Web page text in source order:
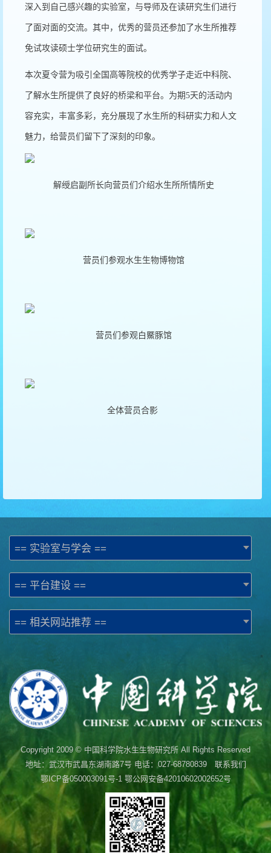
深入到自己感兴趣的实验室，与导师及在读研究生们进行
了面对面的交流。其中，优秀的营员还参加了水生所推荐
免试攻读硕士学位研究生的面试。
本次夏令营为吸引全国高等院校的优秀学子走近中科院、
了解水生所提供了良好的桥梁和平台。为期5天的活动内
容充实，丰富多彩，充分展现了水生所的科研实力和人文
魅力，给营员们留下了深刻的印象。
解绶启副所长向营员们介绍水生所所情所史
营员们参观水生生物博物馆
营员们参观白鱀豚馆
全体营员合影
== 实验室与学会 ==
== 平台建设 ==
== 相关网站推荐 ==
Copyright 2009 © 中国科学院水生生物研究所 All Rights Reserved
地址：武汉市武昌东湖南路7号 电话：027-68780839 联系我们
鄂ICP备050003091号-1鄂公网安备42010602002652号